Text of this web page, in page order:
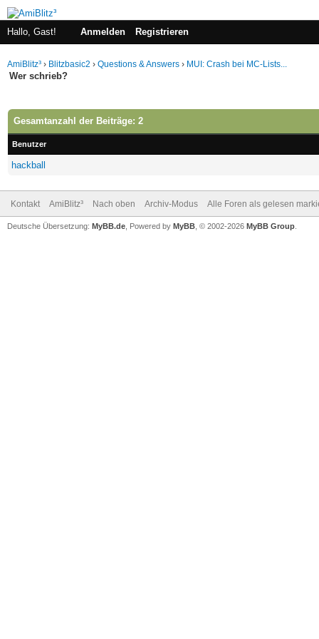
Hallo, Gast! Anmelden Registrieren
AmiBlitz³ › Blitzbasic2 › Questions & Answers › MUI: Crash bei MC-Lists...
Wer schrieb?
Gesamtanzahl der Beiträge: 2
Benutzer
hackball
Kontakt AmiBlitz³ Nach oben Archiv-Modus Alle Foren als gelesen
Deutsche Übersetzung: MyBB.de , Powered by MyBB , © 2002-2026 MyBB Group